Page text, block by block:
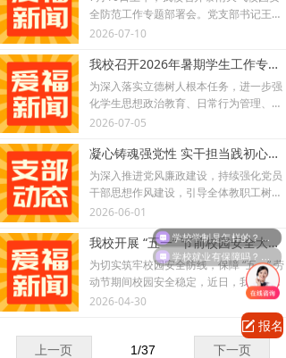
全防范工作专题部署会。党支部书记王效
萱，副校长韩同林、李勇出席，各职能部
参会。会议从风险研判、任务细化、责任
压实、督导问责四个方面，全面部署校园
防汛应急工作。
2026-07-10
我校召开2026年暑期学生工作专项部署会
为深入落实立德树人根本任务，进一步强
化学生思想政治教育、日常行为管理、校
园服务保障及安全稳定工作，扎实推进学
专项任务，7月1日下午，北京爱福幼师护
理学校学生处在职教楼205会议室组织召
开了2026年暑期学生工作专项部署会。学
校副校长韩同林出席会议并作专项工作部
干部及业务骨干、各二级教学系部学工分
管负责人参加会议。
2026-07-05
凝心铸魂强党性 实干担当践初心｜校党支部召开“树立和践行正确政绩观”专题学习会
为深入推进党风廉政建设，持续强化党员
干部思想作风建设，引导全体教职工树立
正确的权力观、政绩观、事业观，切实把
求真务实、真抓实干的工作作风融入学校
教育教学与管理服务全过程，近日，校党
支部组织召开“树立和践行正确政绩观”专
题学习会。本次会议由学校党支部书记王
效萱主持，校长李芳芳、副校长李勇、副
校长兼工会主席韩同林出席会议，学校民
2026-06-01
我校开展 “五一” 节前校园安全大检查
为切实筑牢校园安全防线，保障 “五一” 劳
动节期间校园安全稳定，近日，我校组织
开展 “五一” 节前校园安全专项大检查。副
校长韩同林带队，先后深入朝阳校区、房
山校区、双桥校区开展实地排查，学生
处、后勤保卫处负责人及相关工作人员陪
2026-04-30
上一页 下一页
1/37
녁 报名
学校就业有保障吗？毕业后去哪里上班？